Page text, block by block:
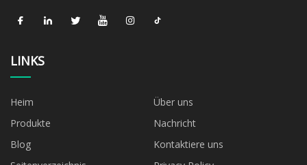
LINKS
Heim
Über uns
Produkte
Nachricht
Blog
Kontaktiere uns